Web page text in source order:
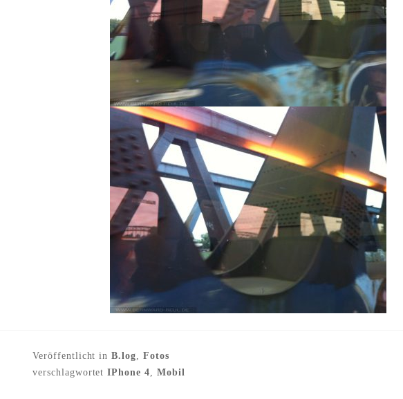
Veröffentlicht inB.log,Fotos
verschlagwortetIPhone 4, Mobil